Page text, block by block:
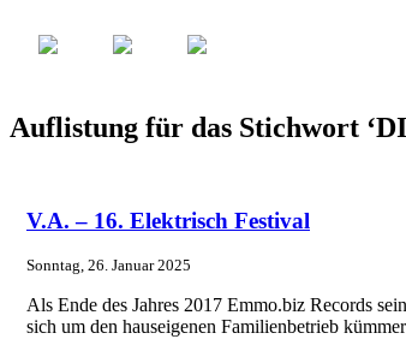
Auflistung für das Stichwort
V.A. – 16. Elektrisch Festival
Sonntag, 26. Januar 2025
Als Ende des Jahres 2017 Emmo.biz Records
sich um den hauseigenen Familienbetrieb